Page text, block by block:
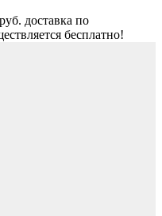
доставка по
бесплатно!